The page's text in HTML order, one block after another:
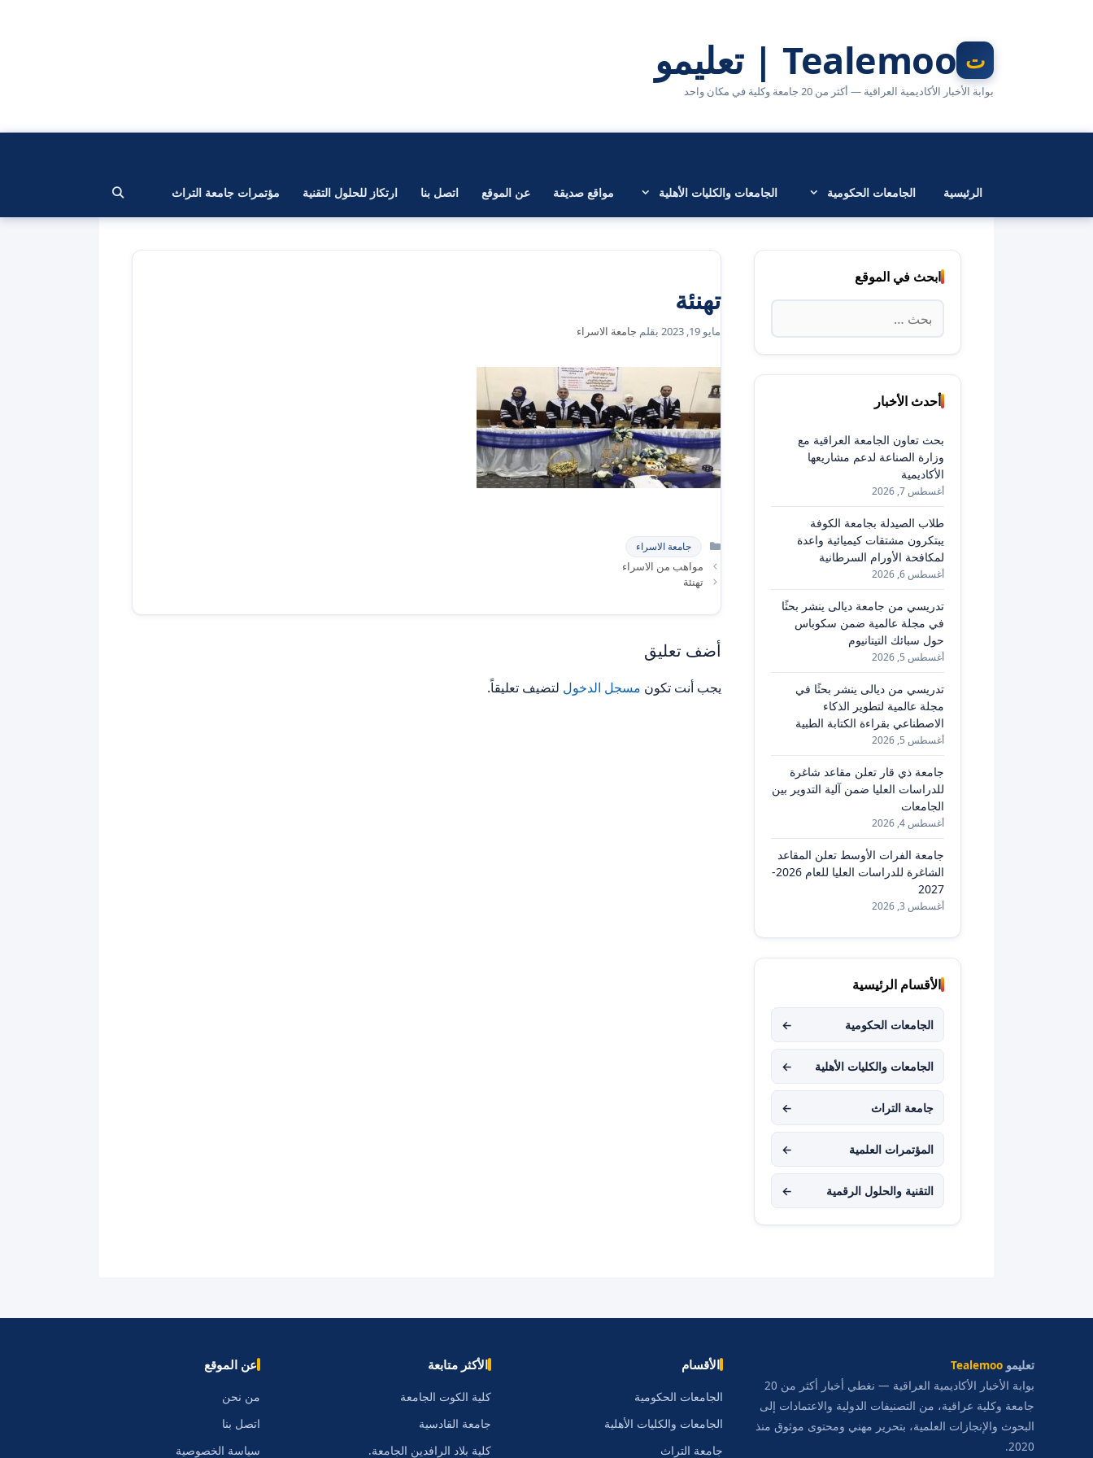
Tealemoo | تعليمو
بوابة الأخبار الأكاديمية العراقية — أكثر من 20 جامعة وكلية في مكان واحد
الرئيسية الجامعات الحكومية الجامعات والكليات الأهلية مواقع صديقة عن الموقع اتصل بنا ارتكاز للحلول التقنية مؤتمرات جامعة التراث
تهنئة
مايو 19, 2023 بقلم جامعة الاسراء
التصنيفات
جامعة الاسراء
مواهب من الاسراء
تهنئة
أضف تعليق
يجب أنت تكون مسجل الدخول لتضيف تعليقاً.
ابحث في الموقع
البحث
عن:
أحدث الأخبار
بحث تعاون الجامعة العراقية مع
وزارة الصناعة لدعم مشاريعها
الأكاديمية
أغسطس 7, 2026
طلاب الصيدلة بجامعة الكوفة
يبتكرون مشتقات كيميائية واعدة
لمكافحة الأورام السرطانية
أغسطس 6, 2026
تدريسي من جامعة ديالى ينشر بحثًا
في مجلة عالمية ضمن سكوباس
حول سبائك التيتانيوم
أغسطس 5, 2026
تدريسي من ديالى ينشر بحثًا في
مجلة عالمية لتطوير الذكاء
الاصطناعي بقراءة الكتابة الطبية
أغسطس 5, 2026
جامعة ذي قار تعلن مقاعد شاغرة
للدراسات العليا ضمن آلية التدوير بين
الجامعات
أغسطس 4, 2026
جامعة الفرات الأوسط تعلن المقاعد
الشاغرة للدراسات العليا للعام 2026-
2027
أغسطس 3, 2026
الأقسام الرئيسية
الجامعات الحكومية ←
الجامعات والكليات الأهلية ←
جامعة التراث ←
المؤتمرات العلمية ←
التقنية والحلول الرقمية ←
تعليمو Tealemoo
بوابة الأخبار الأكاديمية العراقية — نغطي أخبار أكثر من 20
جامعة وكلية عراقية، من التصنيفات الدولية والاعتمادات إلى
البحوث والإنجازات العلمية، بتحرير مهني ومحتوى موثوق منذ
2020.
الأقسام
الجامعات الحكومية
الجامعات والكليات الأهلية
جامعة التراث
الأكثر متابعة
كلية الكوت الجامعة
جامعة القادسية
كلية بلاد الرافدين الجامعة.
عن الموقع
من نحن
اتصل بنا
سياسة الخصوصية